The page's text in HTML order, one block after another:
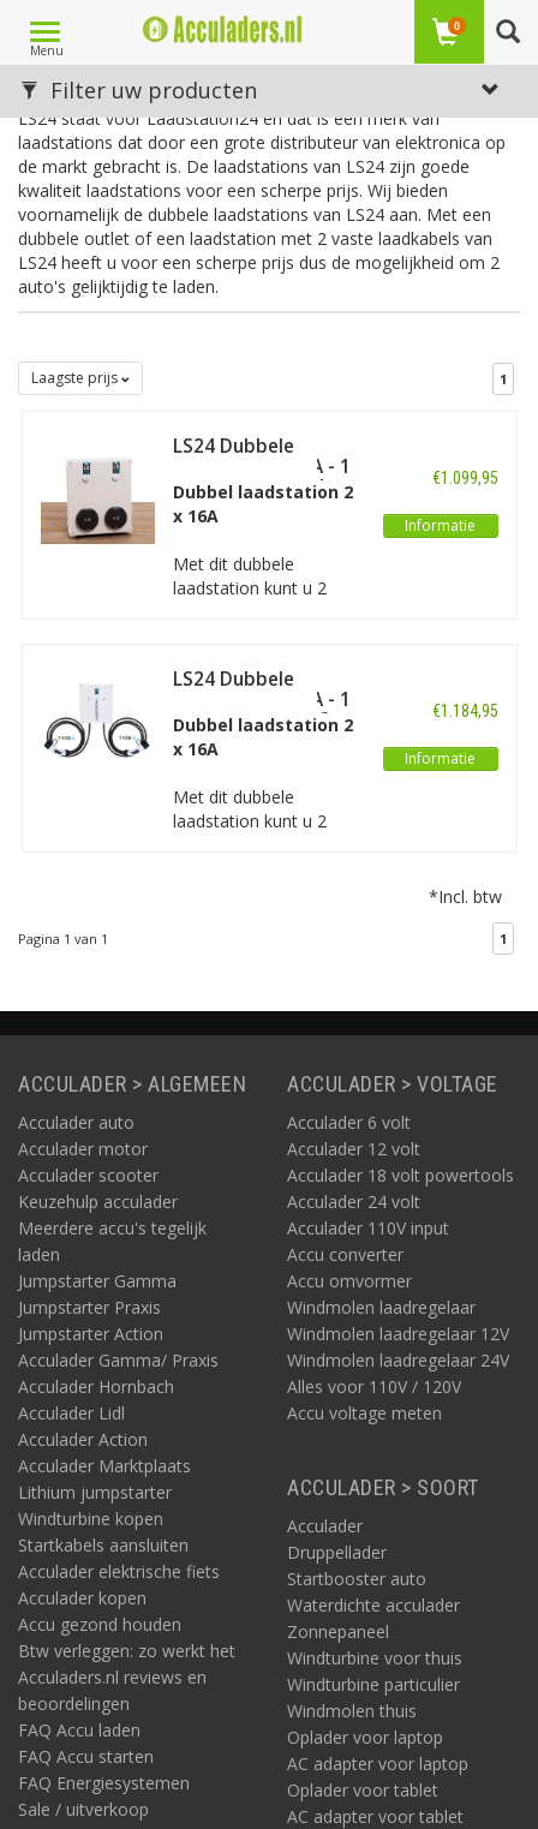
Toggle
navigation
Menu
0
LS24
LS24 staat voor Laadstation24 en dat is een merk van
laadstations dat door een grote distributeur van elektronica op
de markt gebracht is. De laadstations van LS24 zijn goede
kwaliteit laadstations voor een scherpe prijs. Wij bieden
voornamelijk de dubbele laadstations van LS24 aan. Met een
dubbele outlet of een laadstation met 2 vaste laadkabels van
LS24 heeft u voor een scherpe prijs dus de mogelijkheid om 2
auto's gelijktijdig te laden.
Filter uw producten
Laagste prijs 1
LS24 Dubbele
Laadpaal 2 x 16A - 1
of 3 fase - 2 Outlets
Dubbel laadstation 2
x 16A
Met dit dubbele
laadstation kunt u 2
dubbele laadpaal is
uitgevoerd met 2 outlets
waarop u alle typen
elektrische auto's kunt
€1.099,95
Informatie
LS24 Dubbele
Laadpaal 2 x 16A - 1
of 3 fase - Type 2
Dubbel laadstation 2
x 16A
Met dit dubbele
laadstation kunt u 2
type 2 stekker.
€1.184,95
Informatie
*Incl. btw
Pagina 1 van 1 1
ACCULADER > ALGEMEEN
Acculader auto
Acculader motor
Acculader scooter
Keuzehulp acculader
Meerdere accu's tegelijk
laden
Jumpstarter Gamma
Jumpstarter Praxis
Jumpstarter Action
Acculader Gamma/ Praxis
Acculader Hornbach
Acculader Lidl
Acculader Action
Acculader Marktplaats
Lithium jumpstarter
Windturbine kopen
Startkabels aansluiten
Acculader elektrische fiets
Acculader kopen
Accu gezond houden
Btw verleggen: zo werkt het
Acculaders.nl reviews en
beoordelingen
FAQ Accu laden
FAQ Accu starten
FAQ Energiesystemen
Sale / uitverkoop
ACCULADER > VOLTAGE
Acculader 6 volt
Acculader 12 volt
Acculader 18 volt powertools
Acculader 24 volt
Acculader 110V input
Accu converter
Accu omvormer
Windmolen laadregelaar
Windmolen laadregelaar 12V
Windmolen laadregelaar 24V
Alles voor 110V / 120V
Accu voltage meten
ACCULADER > SOORT
Acculader
Druppellader
Startbooster auto
Waterdichte acculader
Zonnepaneel
Windturbine voor thuis
Windturbine particulier
Windmolen thuis
Oplader voor laptop
AC adapter voor laptop
Oplader voor tablet
AC adapter voor tablet